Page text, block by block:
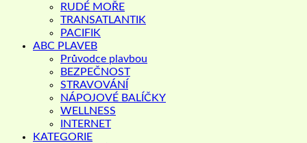
RUDÉ MOŘE
TRANSATLANTIK
PACIFIK
ABC PLAVEB
Průvodce plavbou
BEZPEČNOST
STRAVOVÁNÍ
NÁPOJOVÉ BALÍČKY
WELLNESS
INTERNET
KATEGORIE